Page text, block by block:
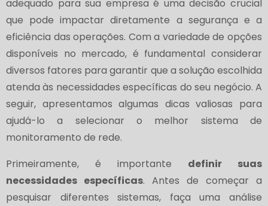
adequado para sua empresa é uma decisão crucial
que pode impactar diretamente a segurança e a
eficiência das operações. Com a variedade de opções
disponíveis no mercado, é fundamental considerar
diversos fatores para garantir que a solução escolhida
atenda às necessidades específicas do seu negócio. A
seguir, apresentamos algumas dicas valiosas para
ajudá-lo a selecionar o melhor sistema de
monitoramento de rede.
Primeiramente, é importante definir suas
necessidades específicas. Antes de começar a
pesquisar diferentes sistemas, faça uma análise